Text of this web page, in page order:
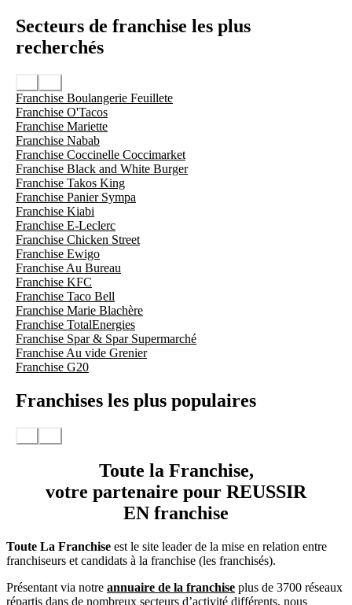
Secteurs de franchise les plus
recherchés
Franchise Boulangerie Feuillete
Franchise O'Tacos
Franchise Mariette
Franchise Nabab
Franchise Coccinelle Coccimarket
Franchise Black and White Burger
Franchise Takos King
Franchise Panier Sympa
Franchise Kiabi
Franchise E-Leclerc
Franchise Chicken Street
Franchise Ewigo
Franchise Au Bureau
Franchise KFC
Franchise Taco Bell
Franchise Marie Blachère
Franchise TotalEnergies
Franchise Spar & Spar Supermarché
Franchise Au vide Grenier
Franchise G20
Franchises les plus populaires
Toute la Franchise,
votre partenaire pour REUSSIR
EN franchise
Toute La Franchise est le site leader de la mise en relation entre
franchiseurs et candidats à la franchise (les franchisés).
Présentant via notre annuaire de la franchise plus de 3700 réseaux
répartis dans de nombreux secteurs d’activité différents, nous